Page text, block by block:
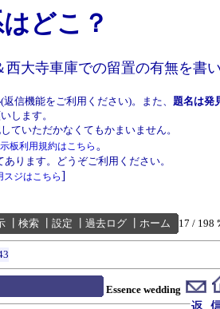
どこ？
大寺車庫での留置の有無を書い
(返信機能をご利用ください)。また、 題名は発
します。
ていただかなくてもかまいません。
板利用規約はこちら 。
ります。どうぞご利用ください。
スジはこちら]
検索 設定 過去ログ ホーム 17 / 198
Essence wedding